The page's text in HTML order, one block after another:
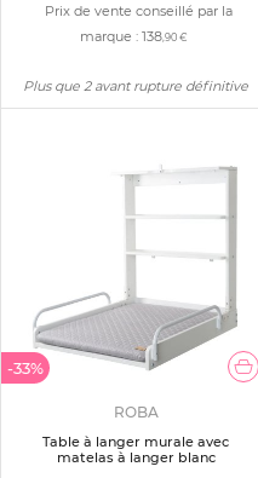
Prix de vente conseillé par la
marque : 138,90 €
Plus que 2 avant rupture définitive
-33%
ROBA
Table à langer murale avec
matelas à langer blanc